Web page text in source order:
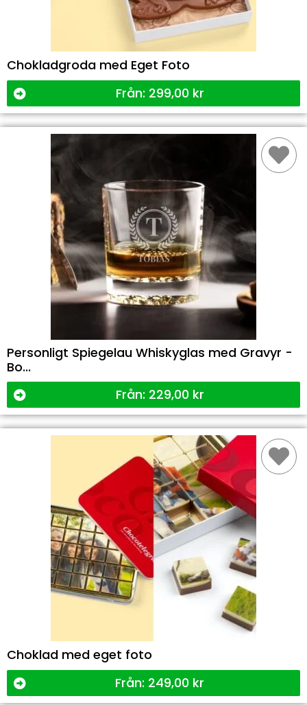
Chokladgroda med Eget Foto
Från: 299,00 kr
Personligt Spiegelau Whiskyglas med Gravyr -
Bo...
Från: 229,00 kr
Choklad med eget foto
Från: 249,00 kr